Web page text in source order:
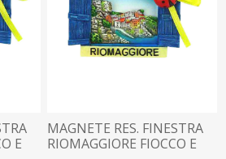
E
MAGNETE RES. FINESTRA
RIOMAGGIORE FIOCCO E